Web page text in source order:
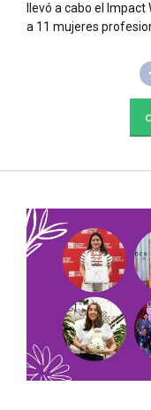
llevó a cabo el
a 11 mujeres